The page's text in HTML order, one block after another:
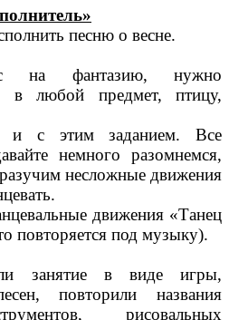
песню о весне.
на фантазию, нужно
в любой предмет, птицу,
и с этим заданием. Все
немного разомнемся,
несложные движения
движения «Танец
повторяется под музыку).
занятие в виде игры,
повторили названия
рисовальных